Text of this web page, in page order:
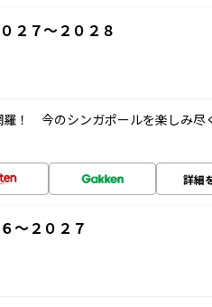
７～２０２８
！ 今のシンガポールを楽しみ尽
詳細
～２０２７